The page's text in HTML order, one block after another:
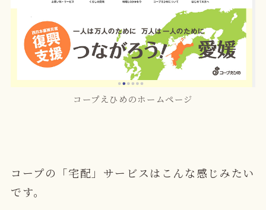
コープえひめのホームページ
コープの「宅配」サービスはこんな感じみたい
です。